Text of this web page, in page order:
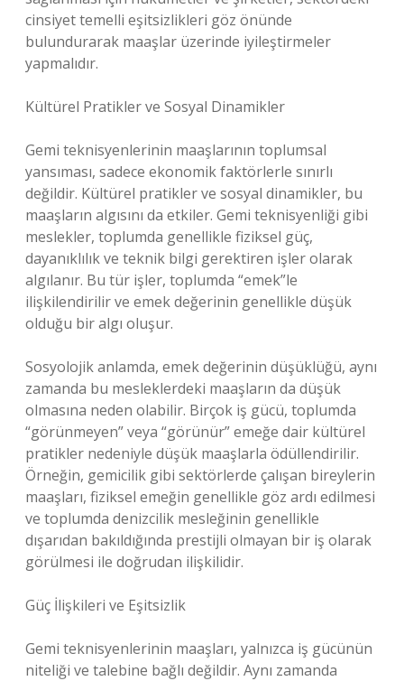
cinsiyet temelli eşitsizlikleri göz önünde
bulundurarak maaşlar üzerinde iyileştirmeler
yapmalıdır.
Kültürel Pratikler ve Sosyal Dinamikler
Gemi teknisyenlerinin maaşlarının toplumsal
yansıması, sadece ekonomik faktörlerle sınırlı
değildir. Kültürel pratikler ve sosyal dinamikler, bu
maaşların algısını da etkiler. Gemi teknisyenliği gibi
meslekler, toplumda genellikle fiziksel güç,
dayanıklılık ve teknik bilgi gerektiren işler olarak
algılanır. Bu tür işler, toplumda “emek”le
ilişkilendirilir ve emek değerinin genellikle düşük
olduğu bir algı oluşur.
Sosyolojik anlamda, emek değerinin düşüklüğü, aynı
zamanda bu mesleklerdeki maaşların da düşük
olmasına neden olabilir. Birçok iş gücü, toplumda
“görünmeyen” veya “görünür” emeğe dair kültürel
pratikler nedeniyle düşük maaşlarla ödüllendirilir.
Örneğin, gemicilik gibi sektörlerde çalışan bireylerin
maaşları, fiziksel emeğin genellikle göz ardı edilmesi
ve toplumda denizcilik mesleğinin genellikle
dışarıdan bakıldığında prestijli olmayan bir iş olarak
görülmesi ile doğrudan ilişkilidir.
Güç İlişkileri ve Eşitsizlik
Gemi teknisyenlerinin maaşları, yalnızca iş gücünün
niteliği ve talebine bağlı değildir. Aynı zamanda